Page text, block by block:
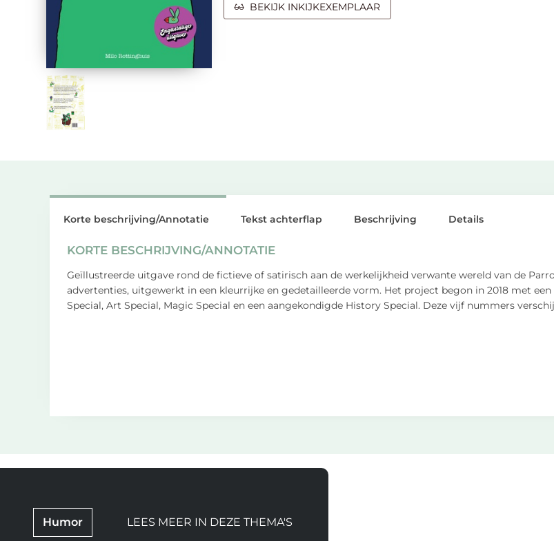
BEKIJK INKIJKEXEMPLAAR
Korte beschrijving/Annotatie
KORTE BESCHRIJVING/ANNOTATIE
Geïllustreerde uitgave rond de fictieve of satirisch aan de werkelijkheid verwante wereld van de
advertenties, uitgewerkt in een kleurrijke en gedetailleerde vorm. Het project begon in 2018 met
Special, Art Special, Magic Special en een aangekondigde History Special. Deze vijf nummers
Tekst achterflap Beschrijving Details
Humor LEES MEER IN DEZE THEMA'S